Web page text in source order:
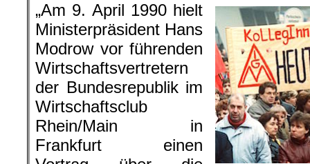
„Am 9. April 1990 hielt
Ministerpräsident Hans
Modrow vor führenden
Wirtschaftsvertretern
der Bundesrepublik im
Wirtschaftsclub
Rhein/Main in
Frankfurt einen